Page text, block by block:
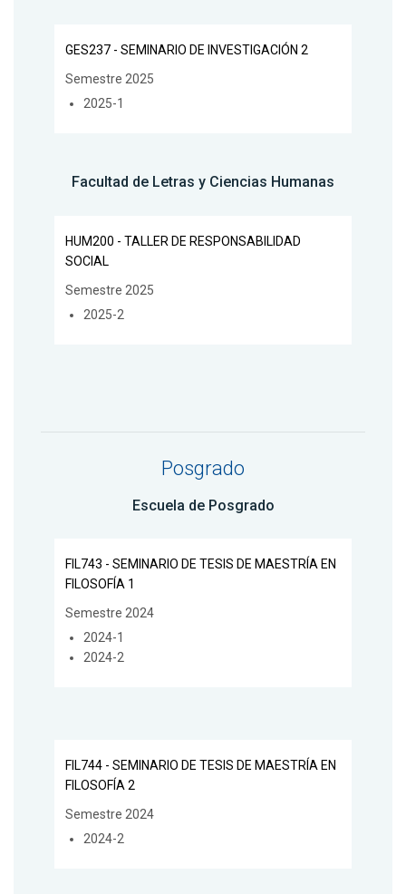
GES237 - SEMINARIO DE INVESTIGACIÓN 2
Semestre 2025
2025-1
Facultad de Letras y Ciencias Humanas
HUM200 - TALLER DE RESPONSABILIDAD
SOCIAL
Semestre 2025
2025-2
Posgrado
Escuela de Posgrado
FIL743 - SEMINARIO DE TESIS DE MAESTRÍA EN
FILOSOFÍA 1
Semestre 2024
2024-1
2024-2
FIL744 - SEMINARIO DE TESIS DE MAESTRÍA EN
FILOSOFÍA 2
Semestre 2024
2024-2